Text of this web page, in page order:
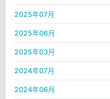
2025年07月
2025年06月
2025年03月
2024年07月
2024年06月